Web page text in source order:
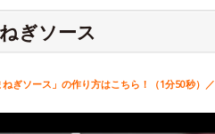
ぎソース
ぎソース」の作り方はこちら！（1分50秒）／